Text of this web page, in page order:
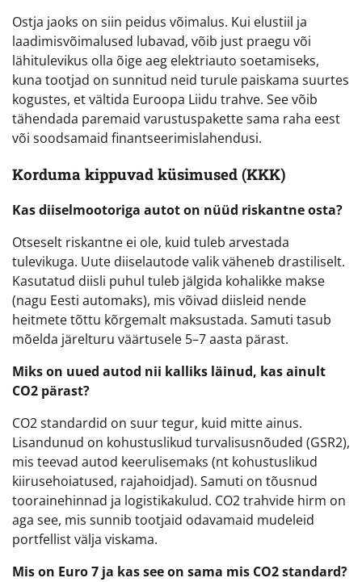
Ostja jaoks on siin peidus võimalus. Kui elustiil ja
laadimisvõimalused lubavad, võib just praegu või
lähitulevikus olla õige aeg elektriauto soetamiseks,
kuna tootjad on sunnitud neid turule paiskama suurtes
kogustes, et vältida Euroopa Liidu trahve. See võib
tähendada paremaid varustuspakette sama raha eest
või soodsamaid finantseerimislahendusi.
Korduma kippuvad küsimused (KKK)
Kas diiselmootoriga autot on nüüd riskantne osta?
Otseselt riskantne ei ole, kuid tuleb arvestada
tulevikuga. Uute diiselautode valik väheneb drastiliselt.
Kasutatud diisli puhul tuleb jälgida kohalikke makse
(nagu Eesti automaks), mis võivad diisleid nende
heitmete tõttu kõrgemalt maksustada. Samuti tasub
mõelda järelturu väärtusele 5–7 aasta pärast.
Miks on uued autod nii kalliks läinud, kas ainult
CO2 pärast?
CO2 standardid on suur tegur, kuid mitte ainus.
Lisandunud on kohustuslikud turvalisusnõuded (GSR2),
mis teevad autod keerulisemaks (nt kohustuslikud
kiirusehoiatused, rajahoidjad). Samuti on tõusnud
toorainehinnad ja logistikakulud. CO2 trahvide hirm on
aga see, mis sunnib tootjaid odavamaid mudeleid
portfellist välja viskama.
Mis on Euro 7 ja kas see on sama mis CO2 standard?